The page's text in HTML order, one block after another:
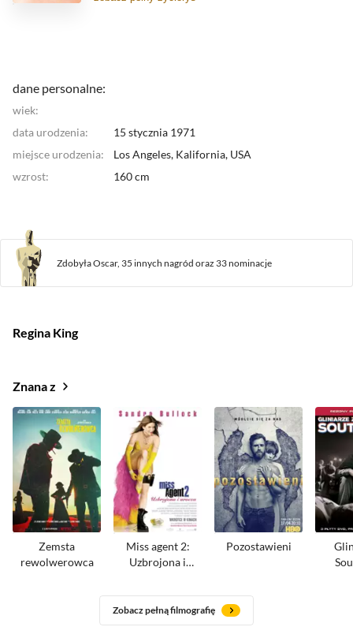
dane personalne:
wiek:
data urodzenia:
15 stycznia 1971
miejsce urodzenia:
Los Angeles, Kalifornia, USA
wzrost:
160 cm
Zdobyła Oscar, 35 innych nagród oraz 33 nominacje
Znana z
Zemsta
rewolwerowca
Miss agent 2:
Uzbrojona i
Pozostawieni
Zobacz pełną filmografię
Regina King